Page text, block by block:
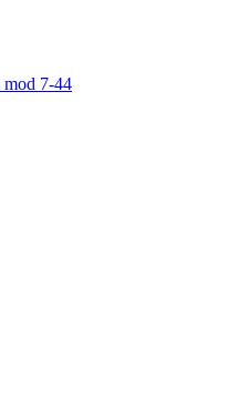
mod 7-44